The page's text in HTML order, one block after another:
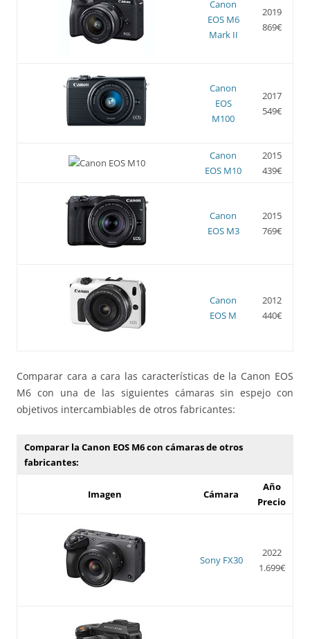
Canon
EOS M6
Mark II
2019
869€
Canon
EOS
M100
2017
549€
Canon
EOS M10
2015
439€
Canon
EOS M3
2015
769€
Canon
EOS M
2012
440€
Comparar cara a cara las características de la Canon EOS
M6 con una de las siguientes cámaras sin espejo con
objetivos intercambiables de otros fabricantes:
Comparar la Canon EOS M6 con cámaras de otros
fabricantes:
Imagen Cámara
Año
Precio
Sony FX30
2022
1.699€